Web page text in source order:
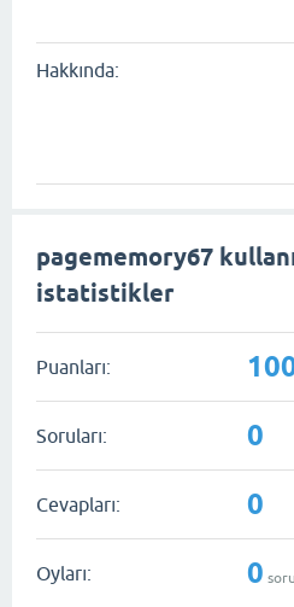
Hakkında:
pagememory67
istatistikler
Puanları:
Soruları: 0
Cevapları: 0
Oyları: 0 soru,